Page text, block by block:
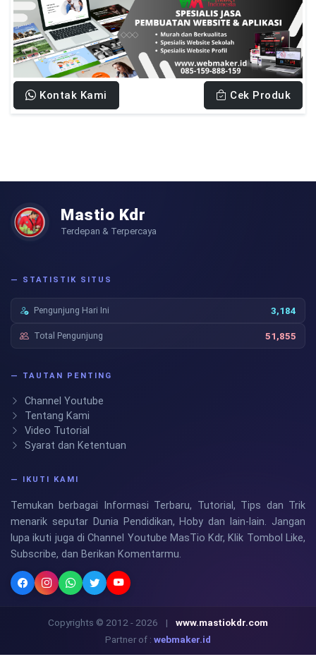
Kontak Kami Cek Produk
Mastio Kdr
Terdepan & Terpercaya
— STATISTIK SITUS
Pengunjung Hari Ini 3,184
Total Pengunjung 51,855
— TAUTAN PENTING
Channel Youtube
Tentang Kami
Video Tutorial
Syarat dan Ketentuan
— IKUTI KAMI
Temukan berbagai Informasi Terbaru, Tutorial, Tips dan Trik
menarik seputar Dunia Pendidikan, Hoby dan lain-lain. Jangan
lupa ikuti juga di Channel Youtube MasTio Kdr, Klik Tombol Like,
Subscribe, dan Berikan Komentarmu.
Copyrights © 2012 - 2026 |
www.mastiokdr.com
Partner of : webmaker.id